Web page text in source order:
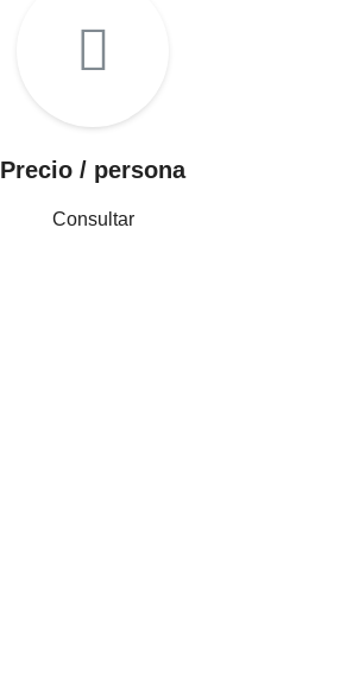
Precio / persona
Consultar